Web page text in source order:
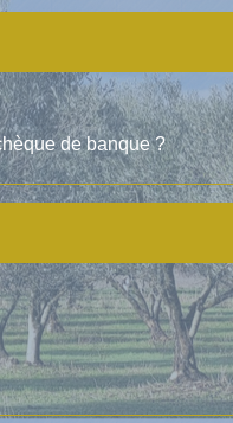
de banque ?